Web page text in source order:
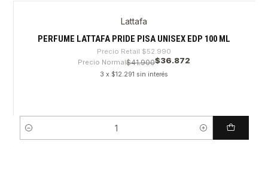
Lattafa
PERFUME LATTAFA PRIDE PISA UNISEX EDP 100 ML
Precio Retail $52.990
Precio Normal$41.900$36.872
3 x $12.291 sin interés
Cantidad